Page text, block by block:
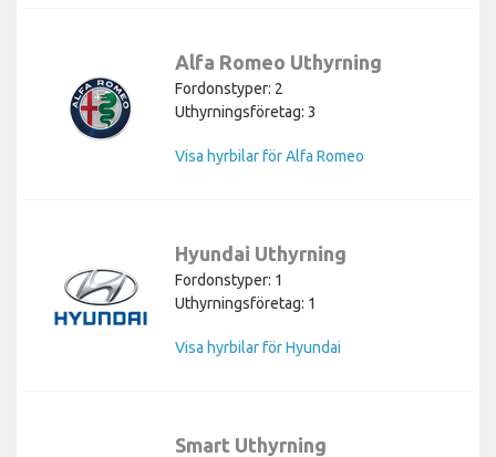
Alfa Romeo Uthyrning
Fordonstyper: 2
Uthyrningsföretag: 3
Visa hyrbilar för Alfa Romeo
Hyundai Uthyrning
Fordonstyper: 1
Uthyrningsföretag: 1
Visa hyrbilar för Hyundai
Smart Uthyrning